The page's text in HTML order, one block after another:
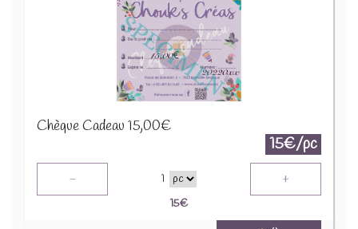
Chèque Cadeau 15,00€
15€/pc
- 1 +
15€